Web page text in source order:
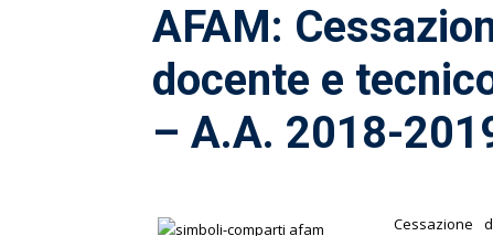
AFAM:
docente e
– A.A. 2018-
Cessazione